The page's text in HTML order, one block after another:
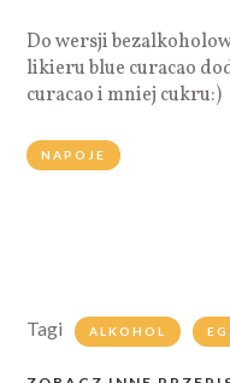
Do wersji
likieru blue curacao
curacao i mniej cukru:)
NAPOJE
Tagi ALKOHOL